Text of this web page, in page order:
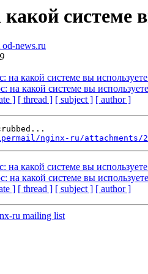
системе
od-news.ru
на какой системе вы
на какой системе вы
] [ thread ] [ subject ] [ author ]
nginx-ru/attachments/
на какой системе вы
на какой системе вы
] [ thread ] [ subject ] [ author ]
ru mailing list